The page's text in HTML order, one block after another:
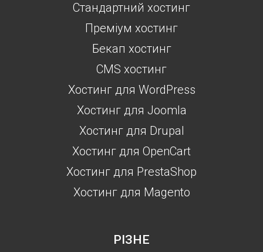
Стандартний хостинг
Преміум хостинг
Бекап хостинг
CMS хостинг
Хостинг для WordPress
Хостинг для Joomla
Хостинг для Drupal
Хостинг для OpenCart
Хостинг для PrestaShop
Хостинг для Magento
РІЗНЕ